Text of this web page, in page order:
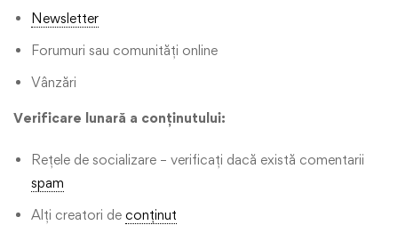
Newsletter
Forumuri sau comunități online
Vânzări
Verificare lunară a conținutului:
Rețele de socializare – verificați dacă există comentarii
spam
Alți creatori de conținut